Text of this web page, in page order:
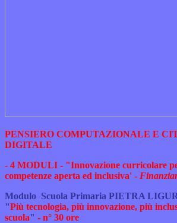
PENSIERO COMPUTAZIONALE E
DIGITALE
- 4 MODULI - "Innovazione curricolare
competenze aperta ed inclusiva' -
Modulo Scuola Primaria PIETRA
"Più tecnologia, più innovazione, più
scuola" - n° 30 ore